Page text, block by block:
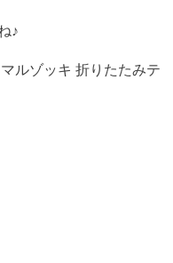
♪
ルゾッキ 折りたたみテ